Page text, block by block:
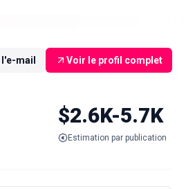
mail Voir le profil complet
$2.6K-5.7K
Estimation par publication